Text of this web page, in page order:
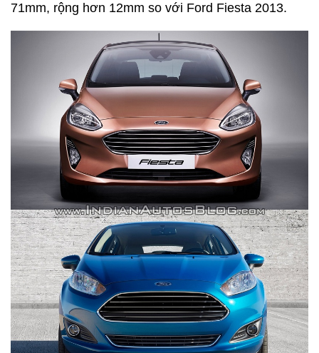
71mm, rộng hơn 12mm so với Ford Fiesta 2013.